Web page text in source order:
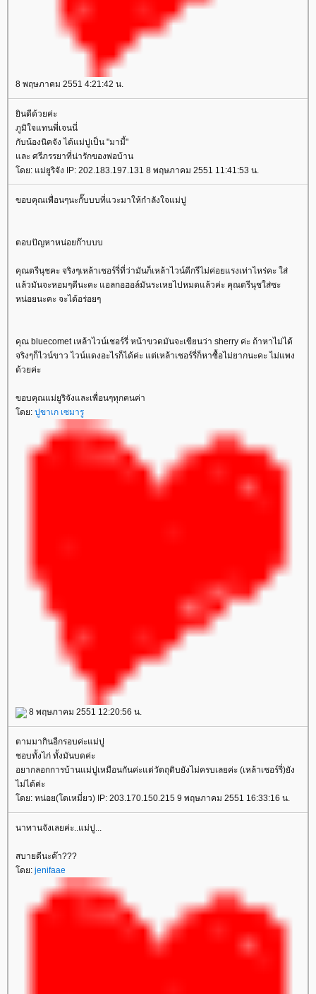
8 พฤษภาคม 2551 4:21:42 น.
ินดีด้วยค่ะ
ภูมิใจแทนพี่เจนนี่
กับน้องนิคจัง ได้แม่ปูเป็น "มามี้"
ละ ศรีภรรยาที่น่ารักของพ่อบ้าน
ดย: แม่ยูริจัง IP: 202.183.197.131 8 พฤษภาคม 2551 11:41:53 น.
ขอบคุณเพื่อนๆนะกั๊บบบที่แวะมาให้กำลังใจแม่ปู
ตอบปัญหาหน่อยก๊าบบบ
คุณตรีนุชคะ จริงๆเหล้าเชอร์รี่ที่ว่ามันก็เหล้าไวน์ดีกรีไม่ค่อยแรงเท่าไหร่คะ ใส่
ล้วมันจะหอมๆดีนะคะ แอลกอฮอล์มันระเหยไปหมดแล้วค่ะ คุณตรีนุชใส่ซะ
หน่อยนะคะ จะได้อร่อยๆ
คุณ bluecomet เหล้าไวน์เชอร์รี่ หน้าขวดมันจะเขียนว่า sherry ค่ะ ถ้าหาไม่ได้
จริงๆก็ไวน์ขาว ไวน์แดงอะไรก็ได้ค่ะ แต่เหล้าเชอร์รี่ก็หาซื้อไม่ยากนะคะ ไม่แพง
ด้วยค่ะ
ขอบคุณแม่ยูริจังและเพื่อนๆทุกคนค่า
ดย: ปูขาเก เซมารู
8 พฤษภาคม 2551 12:20:56 น.
ตามมากินอีกรอบค่ะแม่ปู
ชอบทั้งไก่ ทั้งมันบดค่ะ
อยากลอกการบ้านแม่ปูเหมือนกันค่ะแต่วัตถุดิบยังไม่ครบเลยค่ะ (เหล้าเชอร์รี่)ยัง
ไม่ได้ค่ะ
ดย: หน่อย(โตเหมี่ยว) IP: 203.170.150.215 9 พฤษภาคม 2551 16:33:16 น.
นาทานจังเลยค่ะ..แม่ปู...
สบายดีนะค๊า???
ดย: jenifaae